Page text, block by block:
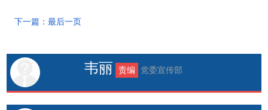
下一篇：最后一页
韦丽 责编 党委宣传部